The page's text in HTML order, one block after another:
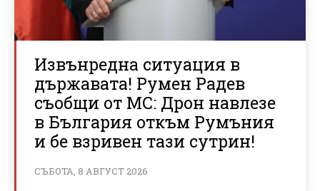
Извънредна ситуация в
държавата! Румен Радев
съобщи от МС: Дрон навлезе
в България откъм Румъния
и бе взривен тази сутрин!
СЪБОТА, 8 АВГУСТ 2026